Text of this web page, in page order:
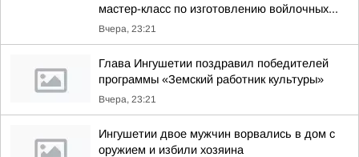
мастер-класс по изготовлению войлочных...
Вчера, 23:21
Глава Ингушетии поздравил победителей
программы «Земский работник культуры»
Вчера, 23:21
Ингушетии двое мужчин ворвались в дом с
оружием и избили хозяина